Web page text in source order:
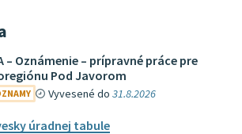
– Oznámenie – prípravné práce pre
Pod Javorom
Vyvesené do31.8.2026
úradnej tabule